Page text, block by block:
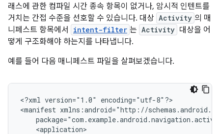
래스에 관한 컴파일 시간 종속 항목이 없거나, 암시적 인텐트를
거치는 간접 수준을 선호할 수 있습니다. 대상 Activity 의 매
니페스트 항목에서
intent-filter 는 Activity 대상을 어
떻게 구조화해야 하는지를 나타냅니다.
예를 들어 다음 매니페스트 파일을 살펴보겠습니다.
<?xml version="1.0"
encoding="utf-8"?>
<manifest